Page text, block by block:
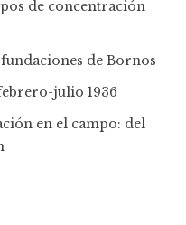
de concentración
de Bornos
julio 1936
en el campo: del